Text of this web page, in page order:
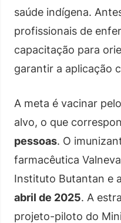
saúde indígena.
profissionais de
capacitação para
garantir a aplicação
A meta é vacinar
alvo, o que
pessoas. O
farmacêutica
Instituto Butantan e
abril de 2025. A
projeto-piloto do